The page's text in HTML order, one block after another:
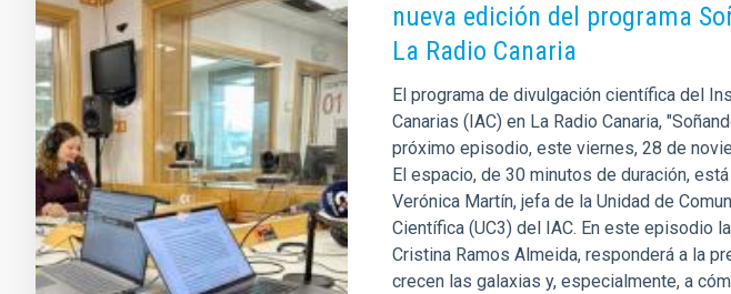
nueva edición del programa
La Radio Canaria
El programa de divulgación científica del
Canarias (IAC) en La Radio Canaria,
próximo episodio, este viernes, 28 de
El espacio, de 30 minutos de duración,
Verónica Martín, jefa de la Unidad de
Científica (UC3) del IAC. En este episodio
Cristina Ramos Almeida, responderá a la
crecen las galaxias y, especialmente, a